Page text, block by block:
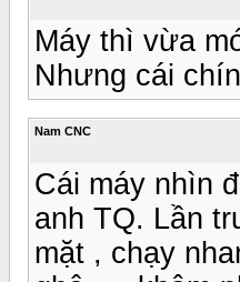
Máy thì vừa
Nhưng cái
Nam CNC
Cái máy nhìn
anh TQ. Lần
mặt , chạy